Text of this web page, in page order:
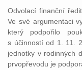
Odvolací finanční
Ve své argumentaci
který podpořilo
s účinností od 1. 11.
jednotky v rodinných
prvopřevodu je